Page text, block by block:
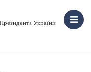
України